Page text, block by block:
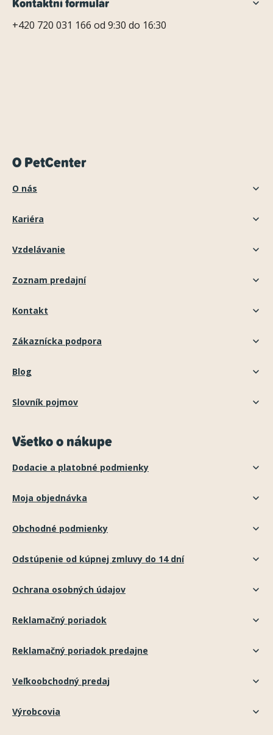
+420 720 031 166 od 9:30 do 16:30
O PetCenter
O nás
Kariéra
Vzdelávanie
Zoznam predajní
Kontakt
Zákaznícka podpora
Blog
Slovník pojmov
Všetko o nákupe
Dodacie a platobné podmienky
Moja objednávka
Obchodné podmienky
Odstúpenie od kúpnej zmluvy do 14 dní
Ochrana osobných údajov
Reklamačný poriadok
Reklamačný poriadok predajne
Veľkoobchodný predaj
Výrobcovia